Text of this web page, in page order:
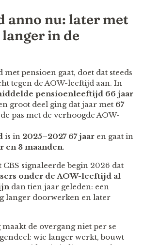
anno nu: later met
in de
pensioen gaat, doet dat steeds
tegen de AOW-leeftijd aan. In
pensioenleeftijd 66 jaar
groot deel ging dat jaar met 67
pas met de verhoogde AOW-
is in 2025–2027 67 jaar en gaat in
en 3 maanden.
signaleerde begin 2026 dat
onder de AOW-leeftijd al
dan tien jaar geleden: een
langer doorwerken en later
de overgang niet per se
wie langer werkt, bouwt